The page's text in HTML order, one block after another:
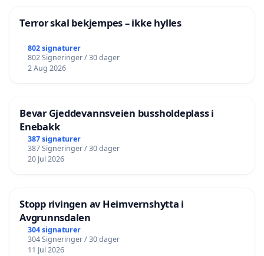
Terror skal bekjempes – ikke hylles
802 signaturer
802 Signeringer / 30 dager
2 Aug 2026
Bevar Gjeddevannsveien bussholdeplass i
Enebakk
387 signaturer
387 Signeringer / 30 dager
20 Jul 2026
Stopp rivingen av Heimvernshytta i
Avgrunnsdalen
304 signaturer
304 Signeringer / 30 dager
11 Jul 2026